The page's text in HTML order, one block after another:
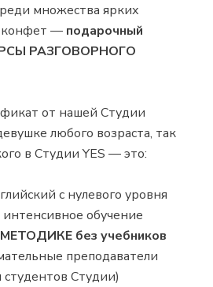
множества ярких
конфет — подарочный
РАЗГОВОРНОГО
от нашей Студии
любого возраста, так
в Студии YES — это:
с нулевого уровня
обучение
без учебников
преподаватели
Студии)